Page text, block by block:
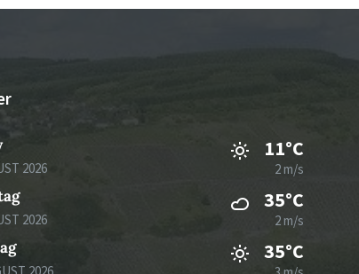
2026
11°C
2 m/s
2026
35°C
2 m/s
35°C